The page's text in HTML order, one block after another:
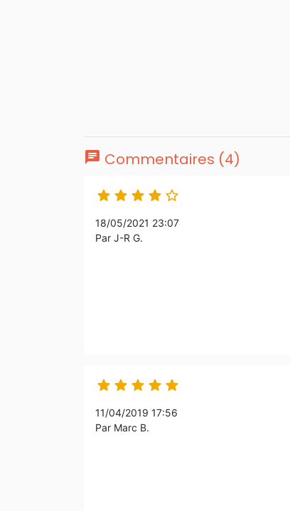
chat Commentaires (4)
    
18/05/2021 23:07
Par J-R G.
    
11/04/2019 17:56
Par Marc B.